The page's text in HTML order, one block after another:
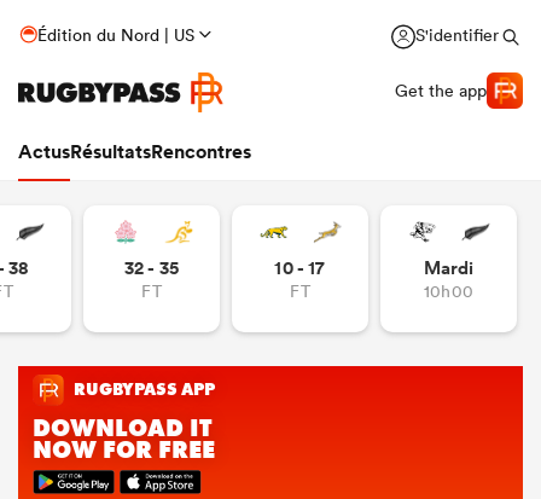
Édition du Nord | US S'identifier
Get the app
ActusRésultatsRencontres
38 32 - 35
FT
10 - 17
FT
Mardi
10h00